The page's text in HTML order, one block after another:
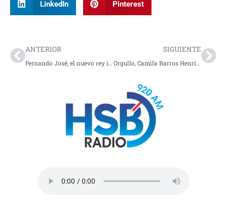
LinkedIn Pinterest
ANTERIOR
Fernando José, el nuevo rey infantil del Festival Vallenato
SIGUIENTE
Orgullo, Camila Barros Henríquez joven colombiana irá a la Nasa